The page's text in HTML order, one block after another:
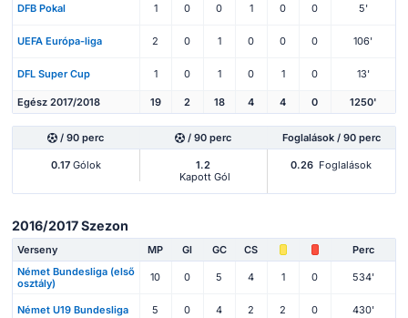
DFB Pokal 1 0 0 1 0 0 5'
UEFA Európa-liga 2 0 1 0 0 0 106'
DFL Super Cup 1 0 1 0 1 0 13'
Egész 2017/2018 19 2 18 4 4 0 1250'
/ 90 perc / 90 perc Foglalások / 90 perc
0.17Gólok
1.2
Kapott Gól
0.26 Foglalások
2016/2017 Szezon
Verseny MP Gl GC CS
Perc
Német Bundesliga (első
osztály)
10 0 5 4 1 0 534'
Német U19 Bundesliga 5 0 4 2 2 0 430'